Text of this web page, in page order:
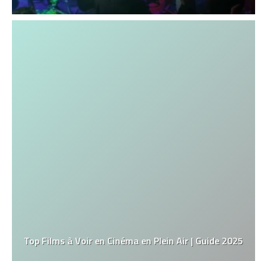
Top Films à Voir en Cinéma en Plein Air | Guide 2025